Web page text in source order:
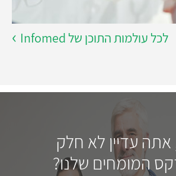
לכל עולמות התוכן של Infomed
אתה עדיין לא חלק
המומחים שלנו?